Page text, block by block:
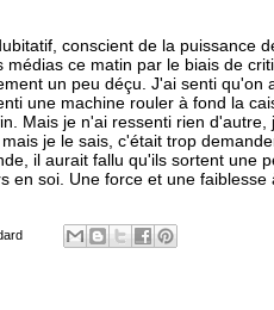
conscient de la puissance
médias ce matin par le biais de
un peu déçu. J'ai senti
une machine rouler à fond la
Mais je n'ai ressenti rien
je le sais, c'était trop
il aurait fallu qu'ils sortent une
en soi. Une force et une faiblesse